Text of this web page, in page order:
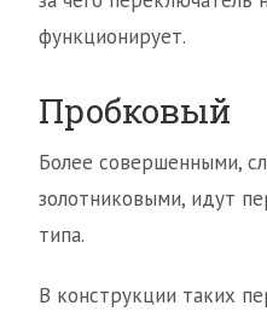
функционирует.
Пробковый
Более совершенными,
золотниковыми, идут
типа.
В конструкции таких